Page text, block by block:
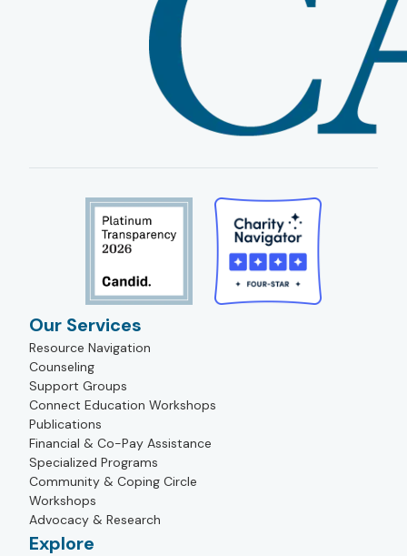
Our Services
Resource Navigation
Counseling
Support Groups
Connect Education Workshops
Publications
Financial & Co-Pay Assistance
Specialized Programs
Community & Coping Circle
Workshops
Advocacy & Research
Explore